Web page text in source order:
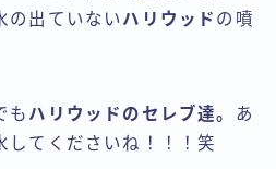
の出ていないハリウッド の噴
も ハリウッドのセレブ達。 あ
してくださいね！！！笑